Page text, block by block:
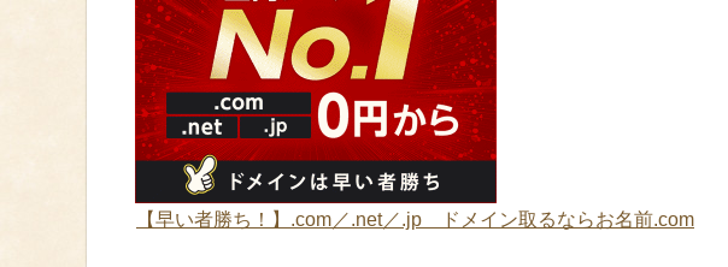
【早い者勝ち！】.com／.net／.jp ドメイン取るならお名前.com